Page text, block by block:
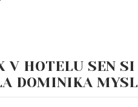
V HOTELU SEN
DOMINIKA